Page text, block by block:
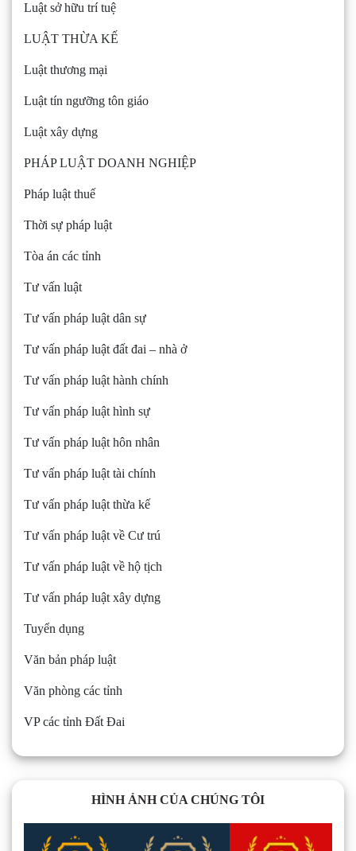
Luật sở hữu trí tuệ
LUẬT THỪA KẾ
Luật thương mại
Luật tín ngưỡng tôn giáo
Luật xây dựng
PHÁP LUẬT DOANH NGHIỆP
Pháp luật thuế
Thời sự pháp luật
Tòa án các tỉnh
Tư vấn luật
Tư vấn pháp luật dân sự
Tư vấn pháp luật đất đai – nhà ở
Tư vấn pháp luật hành chính
Tư vấn pháp luật hình sự
Tư vấn pháp luật hôn nhân
Tư vấn pháp luật tài chính
Tư vấn pháp luật thừa kế
Tư vấn pháp luật về Cư trú
Tư vấn pháp luật về hộ tịch
Tư vấn pháp luật xây dựng
Tuyển dụng
Văn bản pháp luật
Văn phòng các tỉnh
VP các tỉnh Đất Đai
HÌNH ẢNH CỦA CHÚNG TÔI